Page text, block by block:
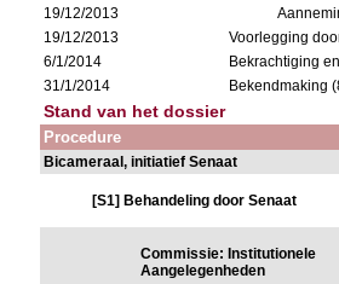
19/12/2013
19/12/2013
Voorlegging
6/1/2014
Bekrachtiging
31/1/2014
Bekendmaking
Stand van het dossier
Procedure
Bicameraal, initiatief Senaat
[S1] Behandeling door Senaat
Commissie: Institutionele
Aangelegenheden